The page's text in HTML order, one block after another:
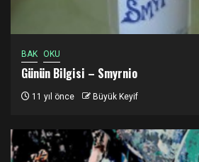
BAK OKU
Günün Bilgisi – Smyrnio
11 yıl önce Büyük Keyif